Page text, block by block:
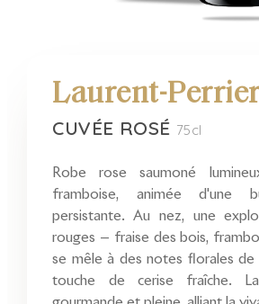
Laurent-
CUVÉE ROSÉ 75cl
Robe rose saumoné
framboise, animée d'une
persistante. Au nez, une
rouges — fraise des bois,
se mêle à des notes florales
touche de cerise fraîche.